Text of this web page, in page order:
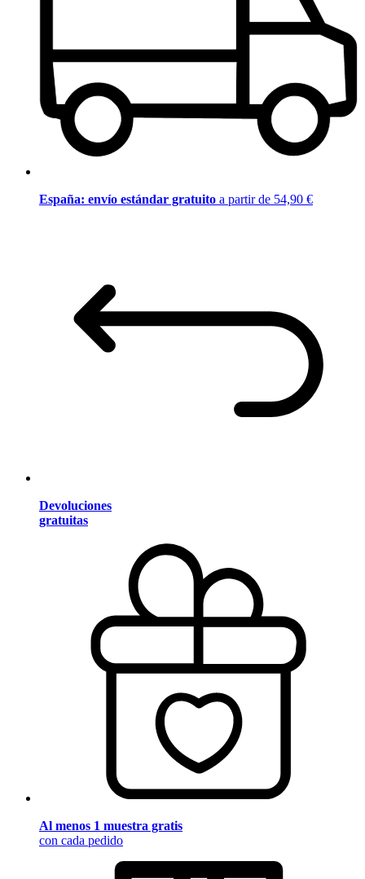
España: envío estándar gratuito a partir de 54,90 €
Devoluciones
gratuitas
Al menos 1 muestra gratis
con cada pedido